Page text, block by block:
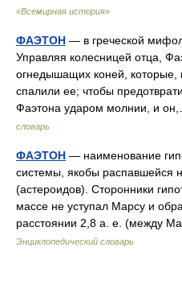
«Всемирная история»
ФАЭТОН — в греческой
Управляя колесницей отца,
огнедышащих коней, которые,
спалили ее; чтобы
Фаэтона ударом молнии, и
словарь
ФАЭТОН — наименование
системы, якобы распавшейся
(астероидов). Сторонники
массе не уступал Марсу и
расстоянии 2,8 а. е. (между
Энциклопедический словарь